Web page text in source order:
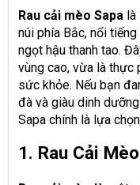
Rau cải mèo Sapa là
núi phía Bắc, nổi
ngọt hậu thanh tao.
vùng cao, vừa là thực
sức khỏe. Nếu bạn
đà và giàu dinh
Sapa chính là lựa
1. Rau Cải